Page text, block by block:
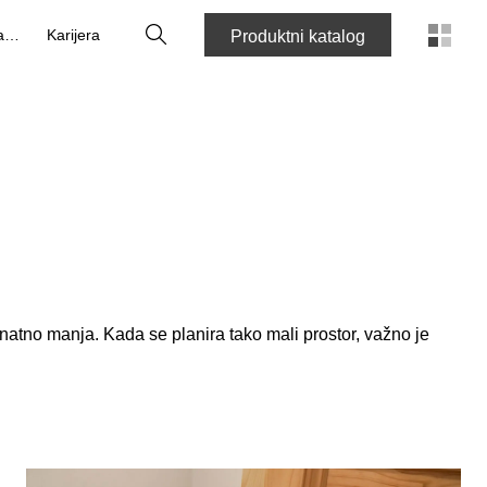
Karijera PretragaProduktni katalog
manja. Kada se planira tako mali prostor, važno je